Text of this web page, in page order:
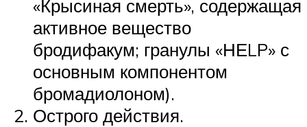
«Крысиная смерть», содержащая
активное вещество
бродифакум; гранулы «НЕLP» с
основным компонентом
бромадиолоном).
Острого действия.